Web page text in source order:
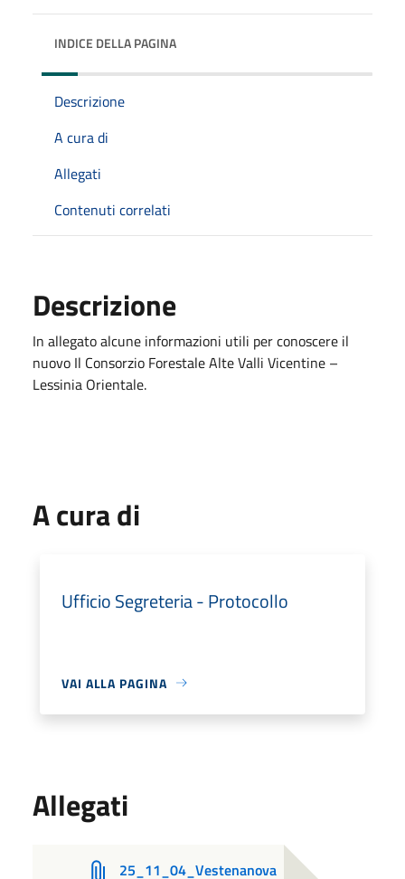
INDICE DELLA PAGINA
Descrizione
A cura di
Allegati
Contenuti correlati
Descrizione
In allegato alcune informazioni utili per conoscere il
nuovo Il Consorzio Forestale Alte Valli Vicentine –
Lessinia Orientale.
A cura di
Ufficio Segreteria - Protocollo
VAI ALLA PAGINA
Allegati
25_11_04_Vestenanova